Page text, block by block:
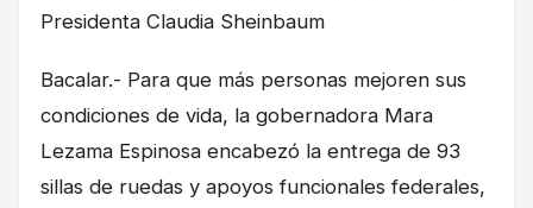
Presidenta Claudia Sheinbaum
Bacalar.- Para que más personas mejoren sus
condiciones de vida, la gobernadora Mara
Lezama Espinosa encabezó la entrega de 93
sillas de ruedas y apoyos funcionales federales,